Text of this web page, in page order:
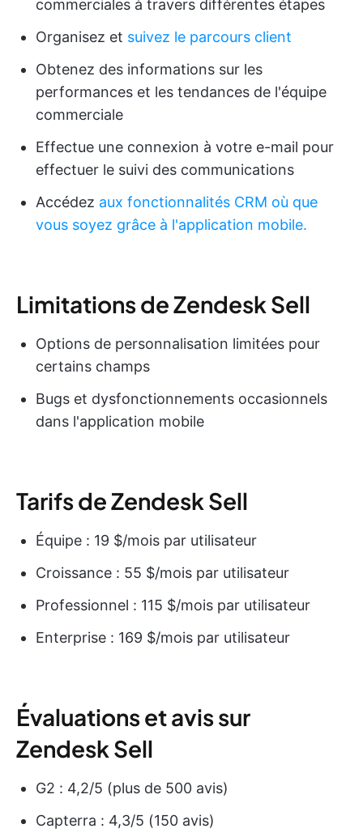
commerciales à travers différentes étapes
Organisez et suivez le parcours client
Obtenez des informations sur les
performances et les tendances de l'équipe
commerciale
Effectue une connexion à votre e-mail pour
effectuer le suivi des communications
Accédez aux fonctionnalités CRM où que
vous soyez grâce à l'application mobile.
Limitations de Zendesk Sell
Options de personnalisation limitées pour
certains champs
Bugs et dysfonctionnements occasionnels
dans l'application mobile
Tarifs de Zendesk Sell
Équipe : 19 $/mois par utilisateur
Croissance : 55 $/mois par utilisateur
Professionnel : 115 $/mois par utilisateur
Enterprise : 169 $/mois par utilisateur
Évaluations et avis sur
Zendesk Sell
G2 : 4,2/5 (plus de 500 avis)
Capterra : 4,3/5 (150 avis)